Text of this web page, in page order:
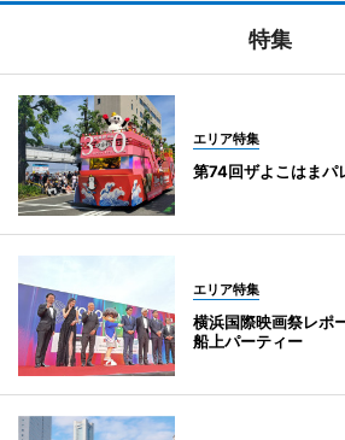
特集
エリア特集
第74回ザよこはま
エリア特集
横浜国際映画祭レポ
船上パーティー